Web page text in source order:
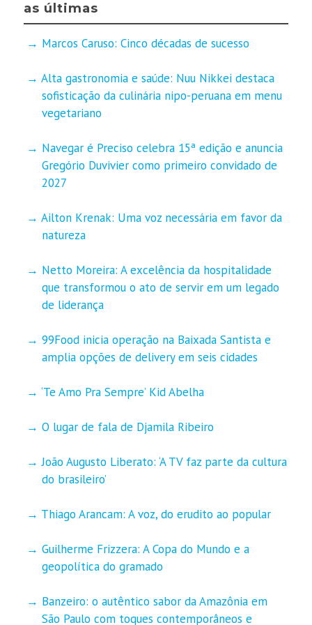
as últimas
Marcos Caruso: Cinco décadas de sucesso
Alta gastronomia e saúde: Nuu Nikkei destaca
sofisticação da culinária nipo-peruana em menu
vegetariano
Navegar é Preciso celebra 15ª edição e anuncia
Gregório Duvivier como primeiro convidado de
2027
Ailton Krenak: Uma voz necessária em favor da
natureza
Netto Moreira: A excelência da hospitalidade
que transformou o ato de servir em um legado
de liderança
99Food inicia operação na Baixada Santista e
amplia opções de delivery em seis cidades
‘Te Amo Pra Sempre’ Kid Abelha
O lugar de fala de Djamila Ribeiro
João Augusto Liberato: ‘A TV faz parte da cultura
do brasileiro’
Thiago Arancam: A voz, do erudito ao popular
Guilherme Frizzera: A Copa do Mundo e a
geopolítica do gramado
Banzeiro: o autêntico sabor da Amazônia em
São Paulo com toques contemporâneos e